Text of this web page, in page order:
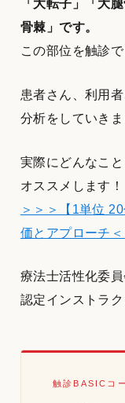
「大転子」「大
骨棘」です。
この部位を触診
患者さん、利用
分析をしていきま
実際にどんなこ
オススメします！
＞＞＞【1単位
価とアプローチ＜
療法士活性化委員
認定インストラ
触診BASICコ